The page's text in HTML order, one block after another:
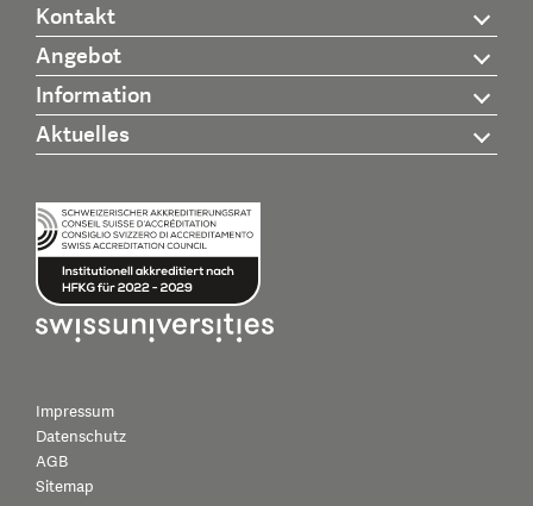
Kontakt
Angebot
Information
Aktuelles
Impressum
Datenschutz
AGB
Sitemap